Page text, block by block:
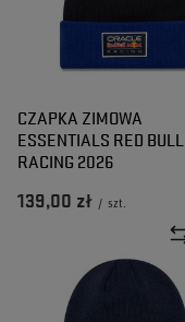
CZAPKA ZIMOWA
ESSENTIALS RED BULL
RACING 2026
139,00 zł / szt.